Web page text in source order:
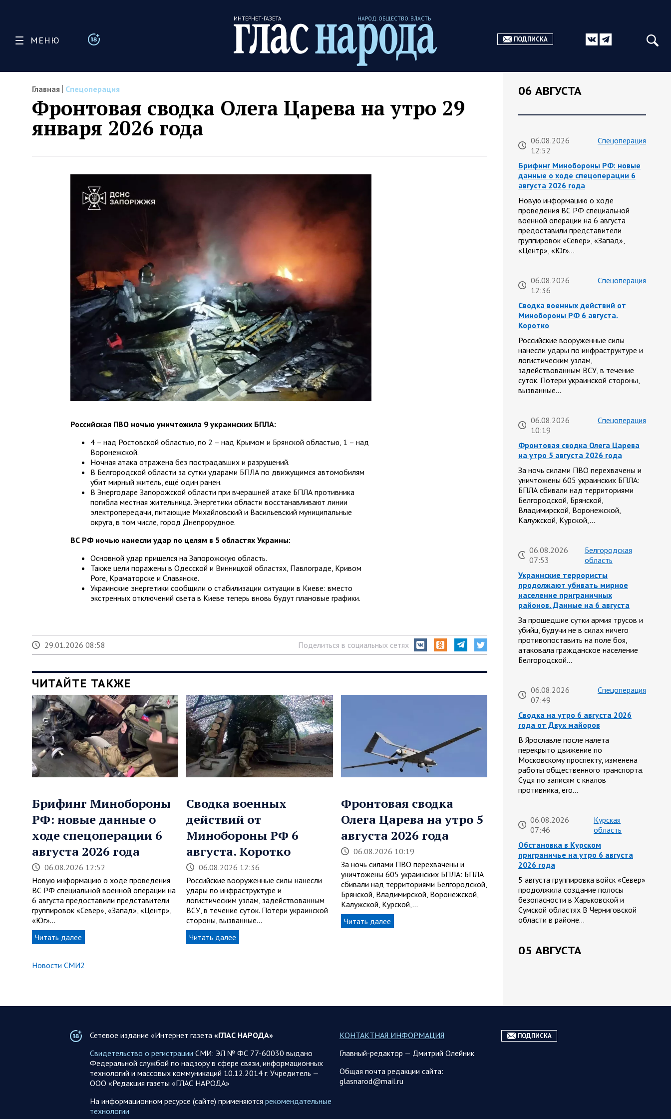
МЕНЮ
ИНТЕРНЕТ-ГАЗЕТА НАРОД. ОБЩЕСТВО. ВЛАСТЬ
ПОДПИСКА
Главная Спецоперация
Фронтовая сводка Олега Царева на утро 29
января 2026 года
Российская ПВО ночью уничтожила 9 украинских БПЛА:
4 – над Ростовской областью, по 2 – над Крымом и Брянской областью, 1 – над
Воронежской.
Ночная атака отражена без пострадавших и разрушений.
В Белгородской области за сутки ударами БПЛА по движущимся автомобилям
убит мирный житель, ещё один ранен.
В Энергодаре Запорожской области при вчерашней атаке БПЛА противника
погибла местная жительница. Энергетики области восстанавливают линии
электропередачи, питающие Михайловский и Васильевский муниципальные
округа, в том числе, город Днепрорудное.
ВС РФ ночью нанесли удар по целям в 5 областях Украины:
Основной удар пришелся на Запорожскую область.
Также цели поражены в Одесской и Винницкой областях, Павлограде, Кривом
Роге, Краматорске и Славянске.
Украинские энергетики сообщили о стабилизации ситуации в Киеве: вместо
экстренных отключений света в Киеве теперь вновь будут плановые графики.
29.01.2026 08:58 Поделиться в социальных сетях
ЧИТАЙТЕ ТАКЖЕ
Брифинг Минобороны
РФ: новые данные о
ходе спецоперации 6
августа 2026 года
06.08.2026 12:52
Новую информацию о ходе проведения
ВС РФ специальной военной операции на
6 августа предоставили представители
группировок «Север», «Запад», «Центр»,
«Юг»…
Читать далее
Сводка военных
действий от
Минобороны РФ 6
августа. Коротко
06.08.2026 12:36
Российские вооруженные силы нанесли
удары по инфраструктуре и
логистическим узлам, задействованным
ВСУ, в течение суток. Потери украинской
стороны, вызванные…
Читать далее
Фронтовая сводка
Олега Царева на утро 5
августа 2026 года
06.08.2026 10:19
За ночь силами ПВО перехвачены и
уничтожены 605 украинских БПЛА: БПЛА
сбивали над территориями Белгородской,
Брянской, Владимирской, Воронежской,
Калужской, Курской,…
Читать далее
Новости СМИ2
06 АВГУСТА
06.08.2026
12:52
Спецоперация
Брифинг Минобороны РФ: новые
данные о ходе спецоперации 6
августа 2026 года
Новую информацию о ходе
проведения ВС РФ специальной
военной операции на 6 августа
предоставили представители
группировок «Север», «Запад»,
«Центр», «Юг»…
06.08.2026
12:36
Спецоперация
Сводка военных действий от
Минобороны РФ 6 августа.
Коротко
Российские вооруженные силы
нанесли удары по инфраструктуре и
логистическим узлам,
задействованным ВСУ, в течение
суток. Потери украинской стороны,
вызванные…
06.08.2026
10:19
Спецоперация
Фронтовая сводка Олега Царева
на утро 5 августа 2026 года
За ночь силами ПВО перехвачены и
уничтожены 605 украинских БПЛА:
БПЛА сбивали над территориями
Белгородской, Брянской,
Владимирской, Воронежской,
Калужской, Курской,…
06.08.2026
07:53
Белгородская
область
Украинские террористы
продолжают убивать мирное
население приграничных
районов. Данные на 6 августа
За прошедшие сутки армия трусов и
убийц, будучи не в силах ничего
противопоставить на поле боя,
атаковала гражданское население
Белгородской…
06.08.2026
07:49
Спецоперация
Сводка на утро 6 августа 2026
года от Двух майоров
В Ярославле после налета
перекрыто движение по
Московскому проспекту, изменена
работы общественного транспорта.
Судя по записям с кналов
противника, его…
06.08.2026
07:46
Курская
область
Обстановка в Курском
приграничье на утро 6 августа
2026 года
5 августа группировка войск «Север»
продолжила создание полосы
безопасности в Харьковской и
Сумской областях В Черниговской
области в районе…
05 АВГУСТА
Агентство Bloomberg утверждает,
Сетевое издание «Интернет газета «ГЛАС НАРОДА»
Свидетельство о регистрации СМИ: ЭЛ № ФС 77-60030 выдано
Федеральной службой по надзору в сфере связи, информационных
технологий и массовых коммуникаций 10.12.2014 г. Учредитель —
ООО «Редакция газеты «ГЛАС НАРОДА»
На информационном ресурсе (сайте) применяются рекомендательные
технологии
КОНТАКТНАЯ ИНФОРМАЦИЯ
Главный-редактор — Дмитрий Олейник
Общая почта редакции сайта:
glasnarod@mail.ru
ПОДПИСКА